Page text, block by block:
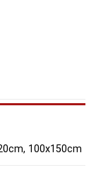
100x150cm